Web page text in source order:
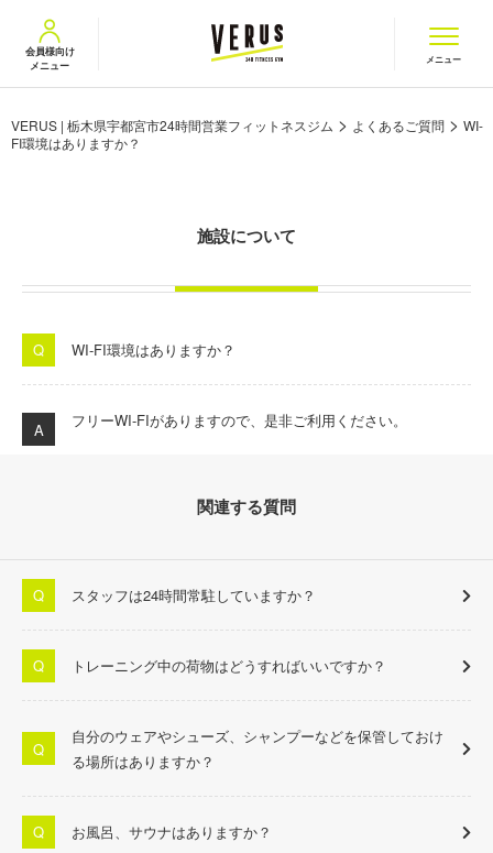
VERUS ヴェルス
会員様向け
メニュー
メニュー
VERUS | 栃木県宇都宮市24時間営業フィットネスジム > よくあるご質問 > WI-
FI環境はありますか？
施設について
WI-FI環境はありますか？
フリーWI-FIがありますので、是非ご利用ください。
関連する質問
スタッフは24時間常駐していますか？
トレーニング中の荷物はどうすればいいですか？
自分のウェアやシューズ、シャンプーなどを保管しておけ
る場所はありますか？
お風呂、サウナはありますか？